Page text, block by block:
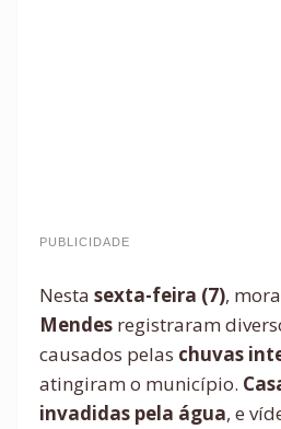
PUBLICIDADE
Nesta sexta-feira (7),
Mendes registraram
causados pelas chuvas
atingiram o município.
invadidas pela água, e